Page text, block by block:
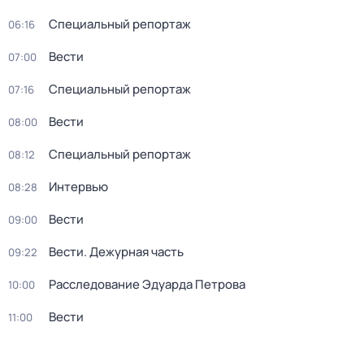
06:16 Специальный репортаж
07:00 Вести
07:16 Специальный репортаж
08:00 Вести
08:12 Специальный репортаж
08:28 Интервью
09:00 Вести
09:22 Вести. Дежурная часть
10:00 Расследование Эдуарда Петрова
11:00 Вести